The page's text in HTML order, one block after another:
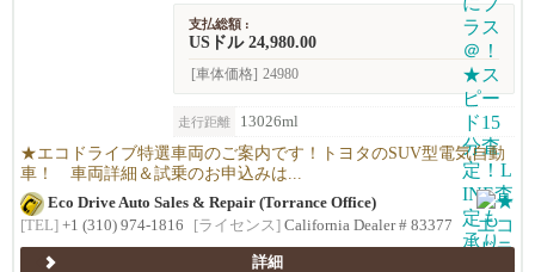
支払総額 :
USドル 24,980.00
[車体価格] 24980
走行距離 13026ml
★エコドライブ特選車両のご案内です！トヨタのSUV型電気自動
車！ 車両詳細＆試乗のお申込みは...
Eco Drive Auto Sales & Repair (Torrance Office)
[TEL] +1 (310) 974-1816 [ライセンス] California Dealer # 83377
詳細